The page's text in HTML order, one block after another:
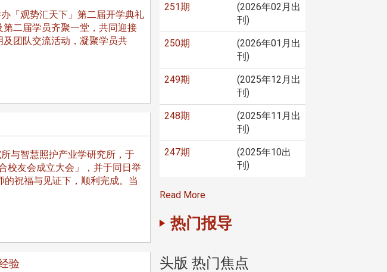
「观势汇天下」第二届开学典礼
二届学员齐聚一堂，共同迎接
团队交流活动，凝聚学员共
与智慧照护产业学研究所，于
校友会成立大会」，并于同日举
祝福与见证下，顺利完成。当
验
251期
(2026年02月出
刊)
250期
(2026年01月出
刊)
249期
(2025年12月出
刊)
248期
(2025年11月出
刊)
247期
(2025年10出
刊)
Read More
热门报导
头版 热门焦点 头版 热门焦点